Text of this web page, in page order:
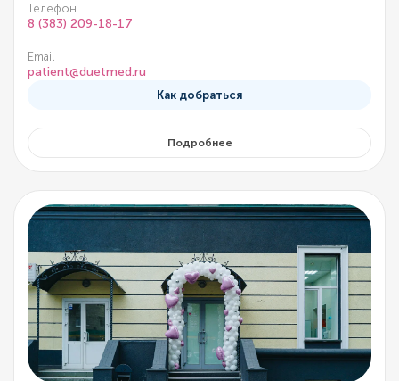
Телефон
8 (383) 209-18-17
Email
patient@duetmed.ru
Как добраться
Подробнее